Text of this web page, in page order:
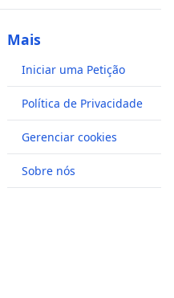
Mais
Iniciar uma Petição
Política de Privacidade
Gerenciar cookies
Sobre nós